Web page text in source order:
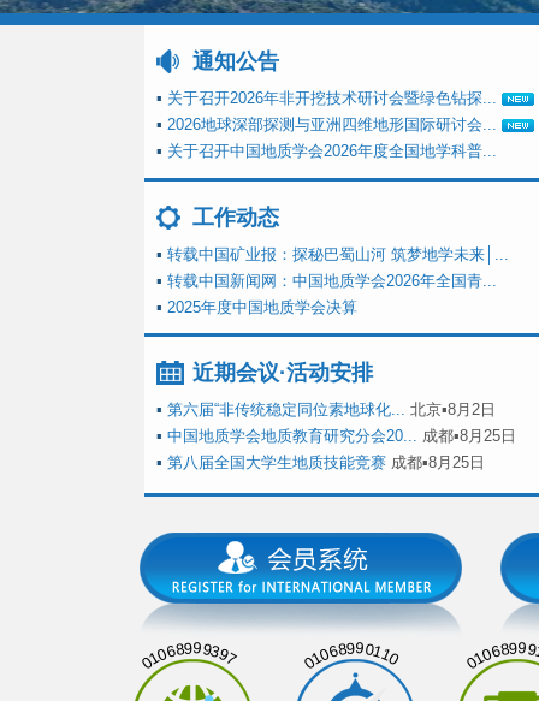
通知公告
▪ 关于召开2026年非开挖技术研讨会暨绿色钻探...
▪ 2026地球深部探测与亚洲四维地形国际研讨会...
▪ 关于召开中国地质学会2026年度全国地学科普...
工作动态
▪ 转载中国矿业报：探秘巴蜀山河 筑梦地学未来│...
▪ 转载中国新闻网：中国地质学会2026年全国青...
▪ 2025年度中国地质学会决算
近期会议·活动安排
▪ 第六届“非传统稳定同位素地球化... 北京▪8月2日
▪ 中国地质学会地质教育研究分会20... 成都▪8月25日
▪ 第八届全国大学生地质技能竞赛 成都▪8月25日
01068999397 01068990110